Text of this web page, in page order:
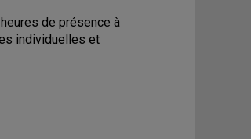
de présence à
individuelles et